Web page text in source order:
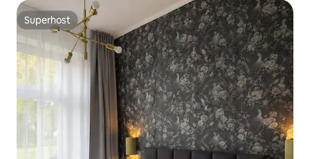
Superhost
Superhost